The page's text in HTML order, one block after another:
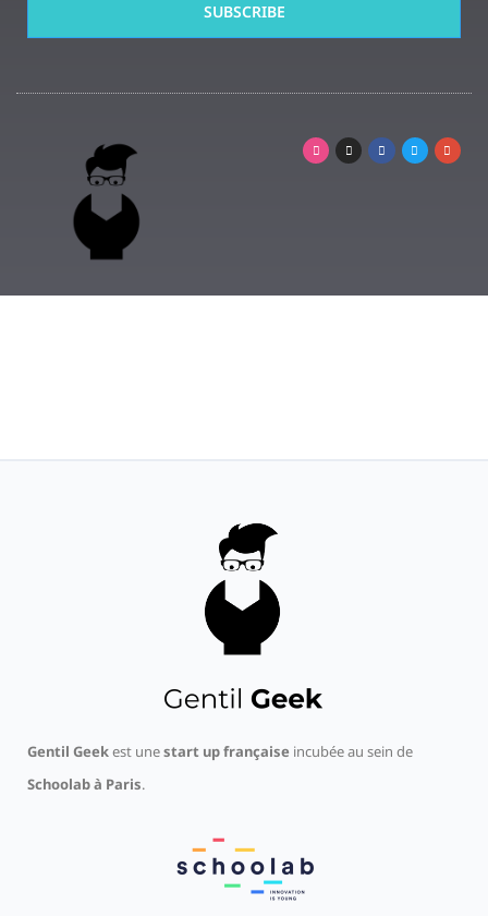
SUBSCRIBE
Gentil Geekest unestart up française incubée au sein de
Schoolab à Paris.